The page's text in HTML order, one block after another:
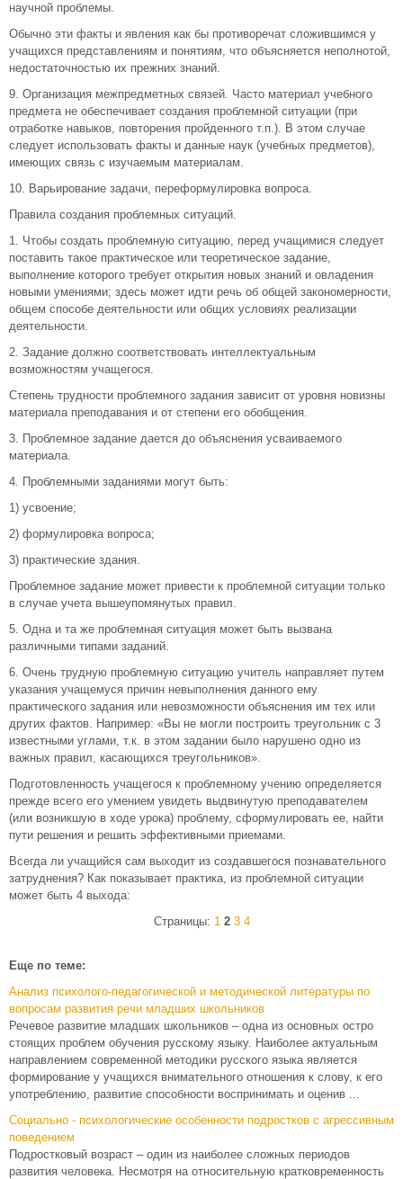
научной проблемы.
Обычно эти факты и явления как бы противоречат сложившимся у
учащихся представлениям и понятиям, что объясняется неполнотой,
недостаточностью их прежних знаний.
9. Организация межпредметных связей. Часто материал учебного
предмета не обеспечивает создания проблемной ситуации (при
отработке навыков, повторения пройденного т.п.). В этом случае
следует использовать факты и данные наук (учебных предметов),
имеющих связь с изучаемым материалам.
10. Варьирование задачи, переформулировка вопроса.
Правила создания проблемных ситуаций.
1. Чтобы создать проблемную ситуацию, перед учащимися следует
поставить такое практическое или теоретическое задание,
выполнение которого требует открытия новых знаний и овладения
новыми умениями; здесь может идти речь об общей закономерности,
общем способе деятельности или общих условиях реализации
деятельности.
2. Задание должно соответствовать интеллектуальным
возможностям учащегося.
Степень трудности проблемного задания зависит от уровня новизны
материала преподавания и от степени его обобщения.
3. Проблемное задание дается до объяснения усваиваемого
материала.
4. Проблемными заданиями могут быть:
1) усвоение;
2) формулировка вопроса;
3) практические здания.
Проблемное задание может привести к проблемной ситуации только
в случае учета вышеупомянутых правил.
5. Одна и та же проблемная ситуация может быть вызвана
различными типами заданий.
6. Очень трудную проблемную ситуацию учитель направляет путем
указания учащемуся причин невыполнения данного ему
практического задания или невозможности объяснения им тех или
других фактов. Например: «Вы не могли построить треугольник с 3
известными углами, т.к. в этом задании было нарушено одно из
важных правил, касающихся треугольников».
Подготовленность учащегося к проблемному учению определяется
прежде всего его умением увидеть выдвинутую преподавателем
(или возникшую в ходе урока) проблему, сформулировать ее, найти
пути решения и решить эффективными приемами.
Всегда ли учащийся сам выходит из создавшегося познавательного
затруднения? Как показывает практика, из проблемной ситуации
может быть 4 выхода:
Страницы: 1 2 3 4
Еще по теме:
Анализ психолого-педагогической и методической литературы по
вопросам развития речи младших школьников
Речевое развитие младших школьников – одна из основных остро
стоящих проблем обучения русскому языку. Наиболее актуальным
направлением современной методики русского языка является
формирование у учащихся внимательного отношения к слову, к его
употреблению, развитие способности воспринимать и оценив ...
Социально - психологические особенности подростков с агрессивным
поведением
Подростковый возраст – один из наиболее сложных периодов
развития человека. Несмотря на относительную кратковременность